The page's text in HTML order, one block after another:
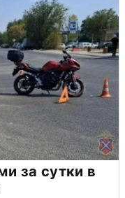
за сутки в